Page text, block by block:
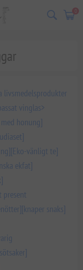
0
livsmedelsprodukter
vinglas>
honung]
[Eko-vänligt te]
ekfat]
present
[knaper snaks]